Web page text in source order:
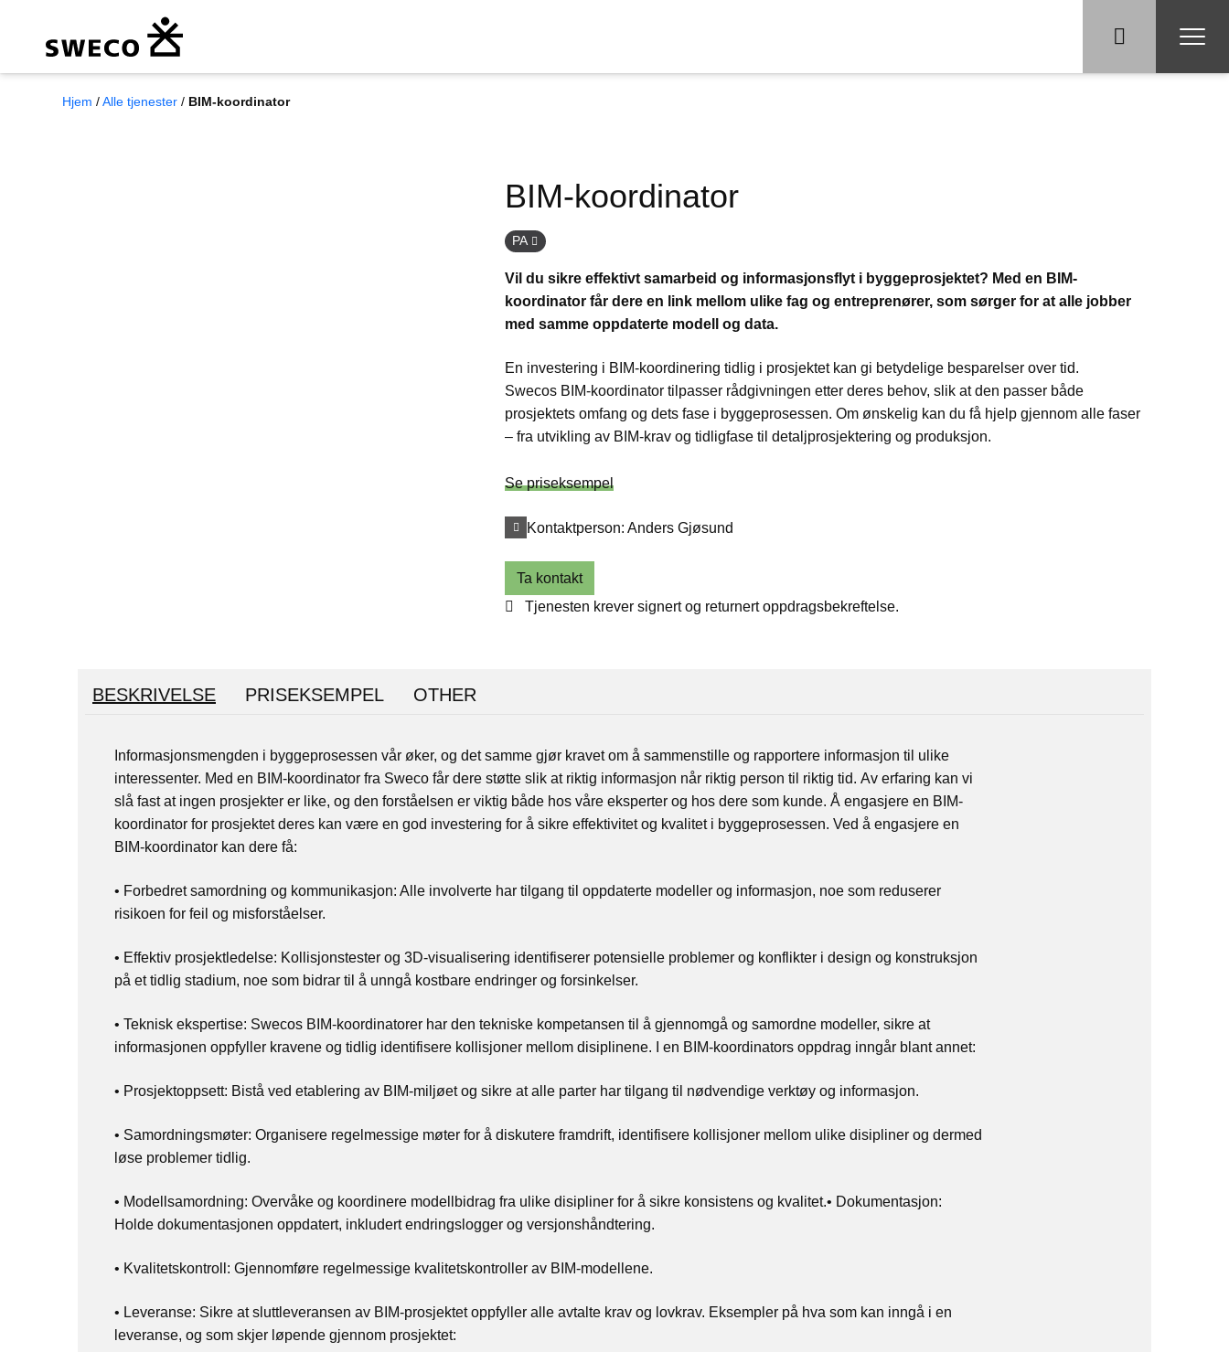
Hjem /Alle tjenester / BIM-koordinator
BIM-koordinator
PA
Vil d u sikre effektivt samarbeid og informasjonsflyt i byggeprosjektet? Med en BIM-
koordinator får dere en link mellom ulike fag og entreprenører, som sørger for at alle jobber
med samme oppdaterte modell og data.
En investering i BIM-koordinering tidlig i prosjektet kan gi betydelige besparelser over tid.
Swecos BIM-koordinator tilpasser rådgivningen etter deres behov, slik at den passer både
prosjektets omfang og dets fase i byggeprosessen. Om ønskelig kan du få hjelp gjennom alle faser
– fra utvikling av BIM-krav og tidligfase til detaljprosjektering og produksjon.
Se priseksempel
Kontaktperson: Anders Gjøsund
Ta kontakt
Tjenesten krever signert og returnert oppdragsbekreftelse.
BESKRIVELSE
Informasjonsmengden i byggeprosessen vår øker, og det samme gjør kravet om å sammenstille og rapportere informasjon til ulike
interessenter. Med en BIM-koordinator fra Sweco får dere støtte slik at riktig informasjon når riktig person til riktig tid. Av erfaring kan vi
slå fast at ingen prosjekter er like, og den forståelsen er viktig både hos våre eksperter og hos dere som kunde. Å engasjere en BIM-
koordinator for prosjektet deres kan være en god investering for å sikre effektivitet og kvalitet i byggeprosessen. Ved å engasjere en
BIM-koordinator kan dere få:
• Forbedret samordning og kommunikasjon: Alle involverte har tilgang til oppdaterte modeller og informasjon, noe som reduserer
risikoen for feil og misforståelser.
• Effektiv prosjektledelse: Kollisjonstester og 3D-visualisering identifiserer potensielle problemer og konflikter i design og konstruksjon
på et tidlig stadium, noe som bidrar til å unngå kostbare endringer og forsinkelser.
• Teknisk ekspertise: Swecos BIM-koordinatorer har den tekniske kompetansen til å gjennomgå og samordne modeller, sikre at
informasjonen oppfyller kravene og tidlig identifisere kollisjoner mellom disiplinene.
I en BIM-koordinators oppdrag inngår blant annet:
• Prosjektoppsett: Bistå ved etablering av BIM-miljøet og sikre at alle parter har tilgang til nødvendige verktøy og informasjon.
• Samordningsmøter: Organisere regelmessige møter for å diskutere framdrift, identifisere kollisjoner mellom ulike disipliner og dermed
løse problemer tidlig.
• Modellsamordning: Overvåke og koordinere modellbidrag fra ulike disipliner for å sikre konsistens og kvalitet.• Dokumentasjon:
Holde dokumentasjonen oppdatert, inkludert endringslogger og versjonshåndtering.
• Kvalitetskontroll: Gjennomføre regelmessige kvalitetskontroller av BIM-modellene.
• Leveranse: Sikre at sluttleveransen av BIM-prosjektet oppfyller alle avtalte krav og lovkrav. Eksempler på hva som kan inngå i en
leveranse, og som skjer løpende gjennom prosjektet:
PRISEKSEMPEL OTHER